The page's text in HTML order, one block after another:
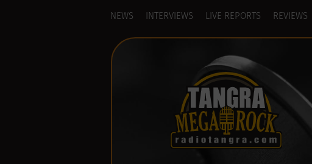
NEWS INTERVIEWS LIVE REPORTS REVIEWS